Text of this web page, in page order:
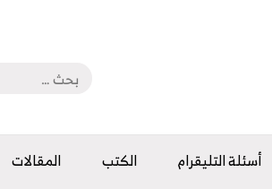
أسئلة التليقرام الكتب المقالات